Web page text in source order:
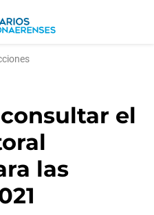
el
las